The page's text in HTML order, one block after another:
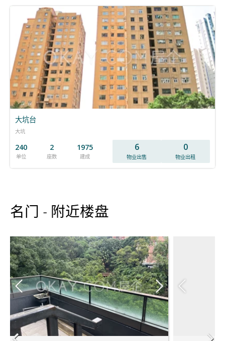
大坑台
大坑
240
单位
2
座数
1975
建成
6
物业出售
0
物业出租
名门 - 附近楼盘